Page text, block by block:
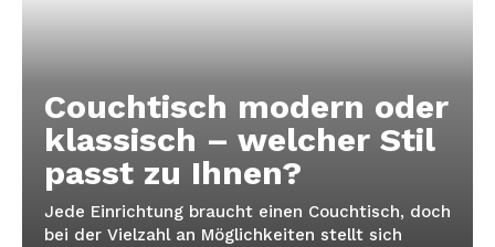
Couchtisch modern oder
klassisch – welcher Stil
passt zu Ihnen?
Jede Einrichtung braucht einen Couchtisch, doch
bei der Vielzahl an Möglichkeiten stellt sich